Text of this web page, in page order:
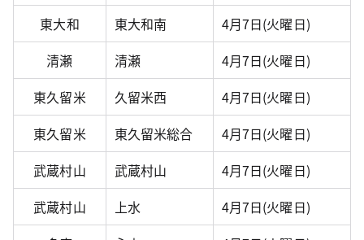
東大和
東大和南
4月7日(火曜日)
清瀬
清瀬
4月7日(火曜日)
東久留米
久留米西
4月7日(火曜日)
東久留米
東久留米総合
4月7日(火曜日)
武蔵村山
武蔵村山
4月7日(火曜日)
武蔵村山
上水
4月7日(火曜日)